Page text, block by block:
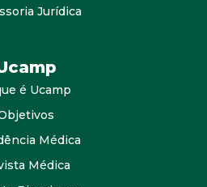
Jurídica
é Ucamp
Médica
Médica